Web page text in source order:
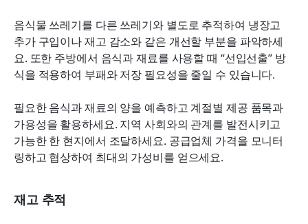
음식물 쓰레기를 다른 쓰레기와 별도로 추적하여 냉장고
추가 구입이나 재고 감소와 같은 개선할 부분을 파악하세
요. 또한 주방에서 음식과 재료를 사용할 때 “선입선출” 방
식을 적용하여 부패와 저장 필요성을 줄일 수 있습니다.
필요한 음식과 재료의 양을 예측하고 계절별 제공 품목과
가용성을 활용하세요. 지역 사회와의 관계를 발전시키고
가능한 한 현지에서 조달하세요. 공급업체 가격을 모니터
링하고 협상하여 최대의 가성비를 얻으세요.
재고 추적